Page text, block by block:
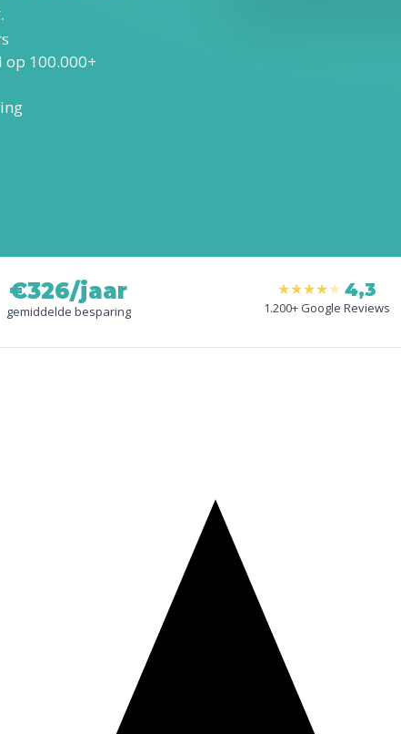
100.000+
€326/jaar
gemiddelde besparing
★★★★★ 4,3
1.200+ Google Reviews